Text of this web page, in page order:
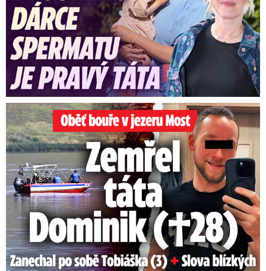
Oběť bouře v jezeru Most: Zemřel táta Dominik (†28)